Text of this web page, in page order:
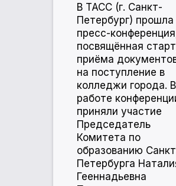
В ТАСС (г. Санкт-
Петербург) прошла
пресс-
посвящённая
приёма
на поступление в
колледжи города. В
работе
приняли участие
Председатель
Комитета по
образованию
Петербурга
Гееннадьевна